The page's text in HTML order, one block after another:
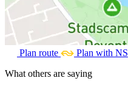
Plan route
Plan with NS
What others are saying